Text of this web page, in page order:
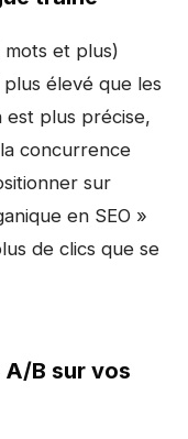
et plus)
élevé que les
plus précise,
concurrence
sur
en SEO »
de clics que se
B sur vos